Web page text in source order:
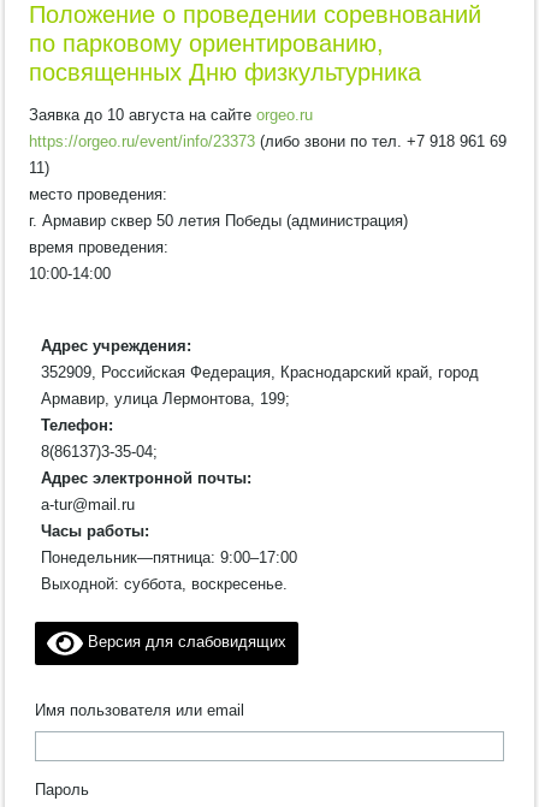
Положение о проведении соревнований
по парковому ориентированию,
посвященных Дню физкультурника
Заявка до 10 августа на сайтеorgeo.ru
https://orgeo.ru/event/info/23373 (либо звони по тел. +7 918 961 69
11)
место проведения:
г. Армавир сквер 50 летия Победы (администрация)
время проведения:
10:00-14:00
Адрес учреждения:
352909, Российская Федерация, Краснодарский край, город
Армавир, улица Лермонтова, 199;
Телефон:
8(86137)3-35-04;
Адрес электронной почты:
a-tur@mail.ru
Часы работы:
Понедельник—пятница: 9:00–17:00
Выходной: суббота, воскресенье.
Версия для слабовидящих
Имя пользователя или email
Пароль